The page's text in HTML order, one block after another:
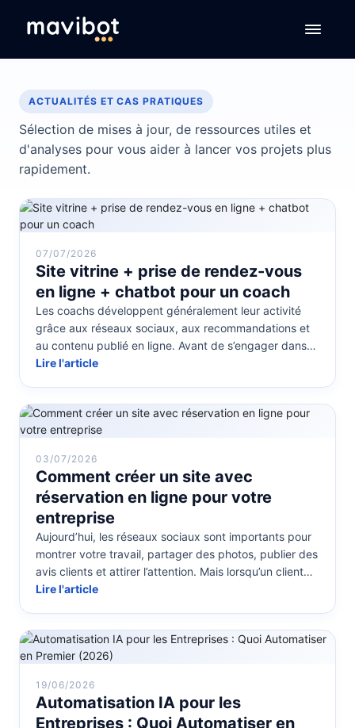
ACTUALITÉS ET CAS PRATIQUES
Sélection de mises à jour, de ressources utiles et
d'analyses pour vous aider à lancer vos projets plus
rapidement.
07/07/2026
Site vitrine + prise de rendez-vous
en ligne + chatbot pour un coach
Les coachs développent généralement leur activité
grâce aux réseaux sociaux, aux recommandations et
au contenu publié en ligne. Avant de s’engager dans
un accompagnement, les pr...
Lire l'article
03/07/2026
Comment créer un site avec
réservation en ligne pour votre
entreprise
Aujourd’hui, les réseaux sociaux sont importants pour
montrer votre travail, partager des photos, publier des
avis clients et attirer l’attention. Mais lorsqu’un client
veut vra...
Lire l'article
19/06/2026
Automatisation IA pour les
Entreprises : Quoi Automatiser en